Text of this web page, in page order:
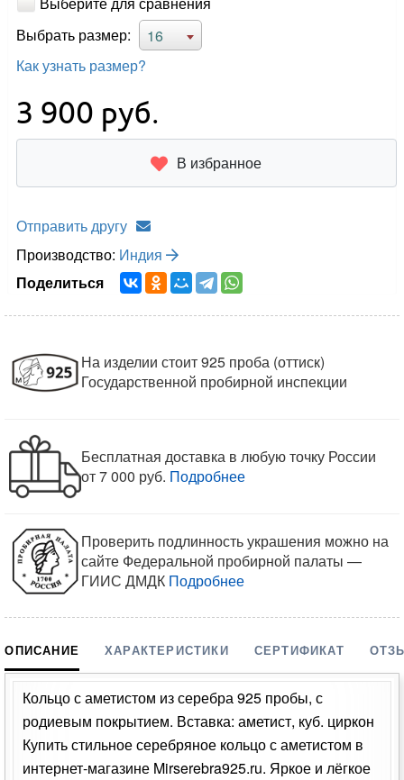
Выбрать размер:
16
Как узнать размер?
3 900 руб.
В избранное
Отправить другу
Производство: Индия
Поделиться
На изделии стоит 925 проба (оттиск)
Государственной пробирной инспекции
Бесплатная доставка в любую точку России
от 7 000 руб. Подробнее
Проверить подлинность украшения можно на
сайте Федеральной пробирной палаты —
ГИИС ДМДК Подробнее
ОПИСАНИЕ ХАРАКТЕРИСТИКИ СЕРТИФИКАТ
Кольцо с аметистом из серебра 925 пробы, с
родиевым покрытием. Вставка: аметист, куб. циркон
Купить стильное серебряное кольцо с аметистом в
интернет-магазине Mirserebra925.ru. Яркое и лёгкое